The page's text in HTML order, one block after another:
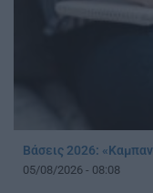
Βάσεις 2026:
05/08/2026 - 08:08